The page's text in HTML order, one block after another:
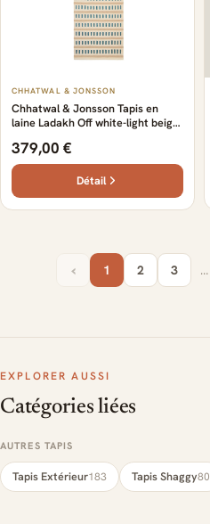
CHHATWAL & JONSSON
Chhatwal & Jonsson Tapis en
laine Ladakh Off white-light beige-
379,00 €
Détail
‹ 1 2 3 …
EXPLORER AUSSI
Catégories liées
AUTRES TAPIS
Tapis Extérieur183 Tapis Shaggy80